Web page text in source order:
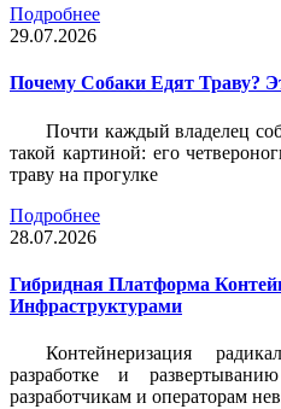
Подробнее
29.07.2026
Почему Собаки Едят Траву?
Почти каждый владелец
такой картиной: его
траву на прогулке
Подробнее
28.07.2026
Гибридная Платформа
Инфраструктурами
Контейнеризация
разработке и
разработчикам и операторам